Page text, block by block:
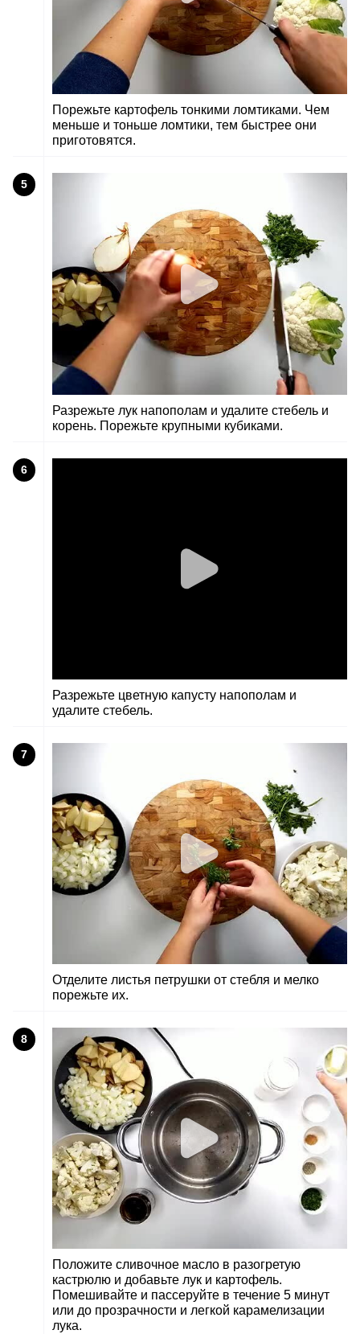
Порежьте картофель тонкими ломтиками. Чем
меньше и тоньше ломтики, тем быстрее они
приготовятся.
5
Разрежьте лук напополам и удалите стебель и
корень. Порежьте крупными кубиками.
6
Разрежьте цветную капусту напополам и
удалите стебель.
7
Отделите листья петрушки от стебля и мелко
порежьте их.
8
Положите сливочное масло в разогретую
кастрюлю и добавьте лук и картофель.
Помешивайте и пассеруйте в течение 5 минут
или до прозрачности и легкой карамелизации
лука.